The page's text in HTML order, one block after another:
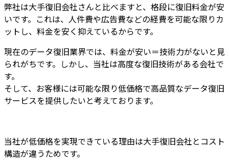
弊社は大手復旧会社さんと比べますと、 格段に復旧料金が安
いです。これは、 人件費や広告費などの経費を可能な限りカ
ット し、 料金を安く抑えているからです。
現在のデータ復旧業界では、料金が安い＝技術力がないと見
られがちです。しかし、 当社は高度な復旧技術がある会社で
す。
そして、 お客様には可能な限り低価格で高品質なデータ復旧
サービスを提供したいと考えております。
当社が低価格を実現できている理由は大手復旧会社とコスト
構造が違うためです。